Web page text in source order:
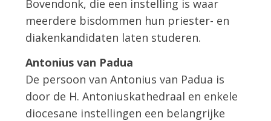
Bovendonk, die een instelling is waar
meerdere bisdommen hun priester- en
diakenkandidaten laten studeren.
Antonius van Padua
De persoon van Antonius van Padua is
door de H. Antoniuskathedraal en enkele
diocesane instellingen een belangrijke